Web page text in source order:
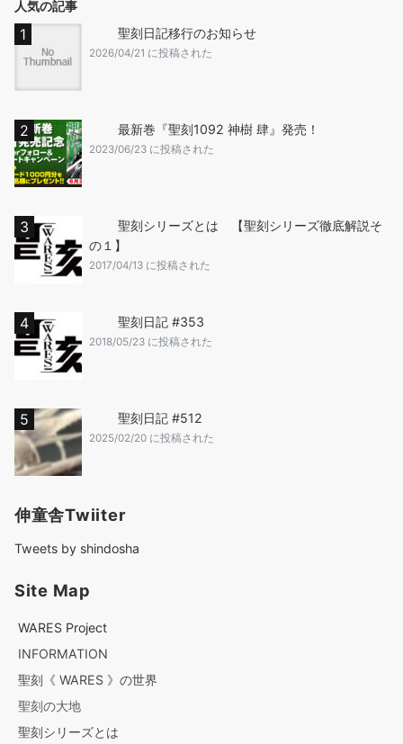
人気の記事
聖刻日記移行のお知らせ
2026/04/21 に投稿された
最新巻『聖刻1092 神樹 肆』発売！
2023/06/23 に投稿された
聖刻シリーズとは 【聖刻シリーズ徹底解説そ
の１】
2017/04/13 に投稿された
聖刻日記 #353
2018/05/23 に投稿された
聖刻日記 #512
2025/02/20 に投稿された
伸童舎Twiiter
Tweets by shindosha
Site Map
WARES Project
INFORMATION
聖刻《 WARES 》の世界
聖刻の大地
聖刻シリーズとは